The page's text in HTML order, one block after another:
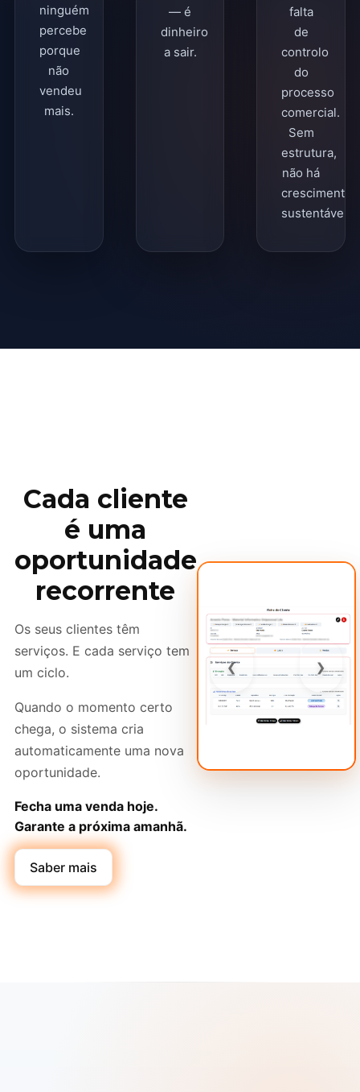
ninguém
percebe
porque
não
vendeu
mais.
— é
dinheiro
a sair.
falta
de
controlo
do
processo
comercial.
Sem
estrutura,
não há
crescimento
sustentável.
Cada cliente
é uma
oportunidade
recorrente
Os seus clientes têm
serviços. E cada serviço tem
um ciclo.
Quando o momento certo
chega, o sistema cria
automaticamente uma nova
oportunidade.
Fecha uma venda hoje.
Garante a próxima amanhã.
Saber mais
‹ ›